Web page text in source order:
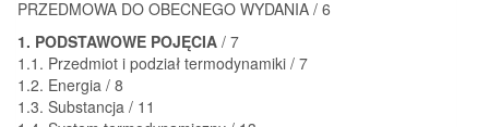
PRZEDMOWA DO OBECNEGO WYDANIA / 6
1. PODSTAWOWE POJĘCIA / 7
1.1. Przedmiot i podział termodynamiki / 7
1.2. Energia / 8
1.3. Substancja / 11